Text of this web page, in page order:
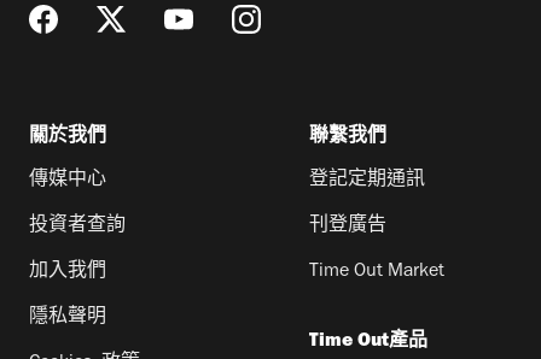
關於我們
傳媒中心
投資者查詢
加入我們
隱私聲明
聯繫我們
登記定期通訊
刊登廣告
Time Out Market
Time Out產品